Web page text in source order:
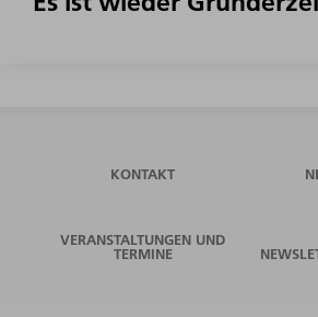
KONTAKT
VERANSTALTUNGEN UND
TERMINE